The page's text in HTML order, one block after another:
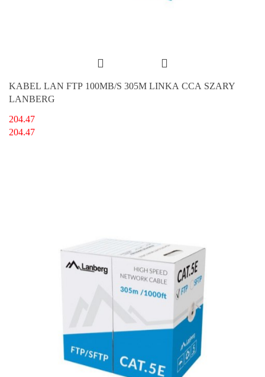
KABEL LAN FTP 100MB/S 305M LINKA CCA SZARY
LANBERG
204.47
204.47